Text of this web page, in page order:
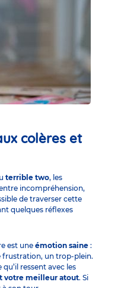
colères et
terrible two, les
incompréhension,
de traverser cette
quelques réflexes
est une émotion saine :
frustration, un trop-plein.
qu’il ressent avec les
votre meilleur atout. Si